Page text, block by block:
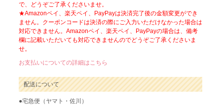
で、どうぞご了承くださいませ。
★Amazonペイ、楽天ペイ、PayPayは決済完了後の金額変更ができ
ません。クーポンコードは決済の際にご入力いただけなかった場合は
対応できません。Amazonペイ、楽天ペイ、PayPayの場合は、備考
欄に記載いただいても対応できませんのでどうぞご了承くださいま
せ。
お支払いについての詳細はこちら
配送について
●宅急便（ヤマト・佐川）